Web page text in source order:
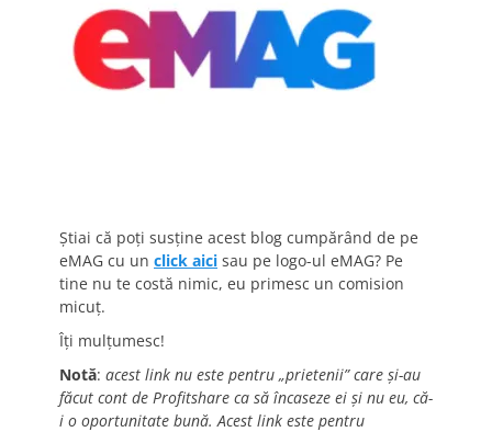
Știai că poți susține acest blog cumpărând de pe
eMAG cu un click aici sau pe logo-ul eMAG? Pe
tine nu te costă nimic, eu primesc un comision
micuț.
Îți mulțumesc!
Notă: acest link nu este pentru „prietenii” care și-au
făcut cont de Profitshare ca să încaseze ei și nu eu, că-
i o oportunitate bună. Acest link este pentru